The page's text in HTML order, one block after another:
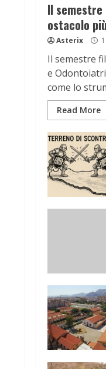
Il
ostacolo
Asterix
Il semestre
e
come lo
Read More